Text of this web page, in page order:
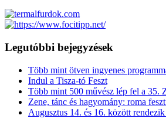
Legutóbbi bejegyzések
Több mint ötven ingyenes
Indul a Tisza-tó Feszt
Több mint 500 művész lép fel a 35.
Zene, tánc és hagyomány: roma
Augusztus 14. és 16. között